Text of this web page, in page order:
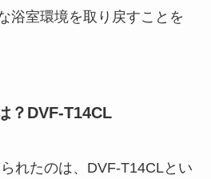
浴室環境を取り戻すことを
？DVF-T14CL
れたのは、DVF-T14CLとい